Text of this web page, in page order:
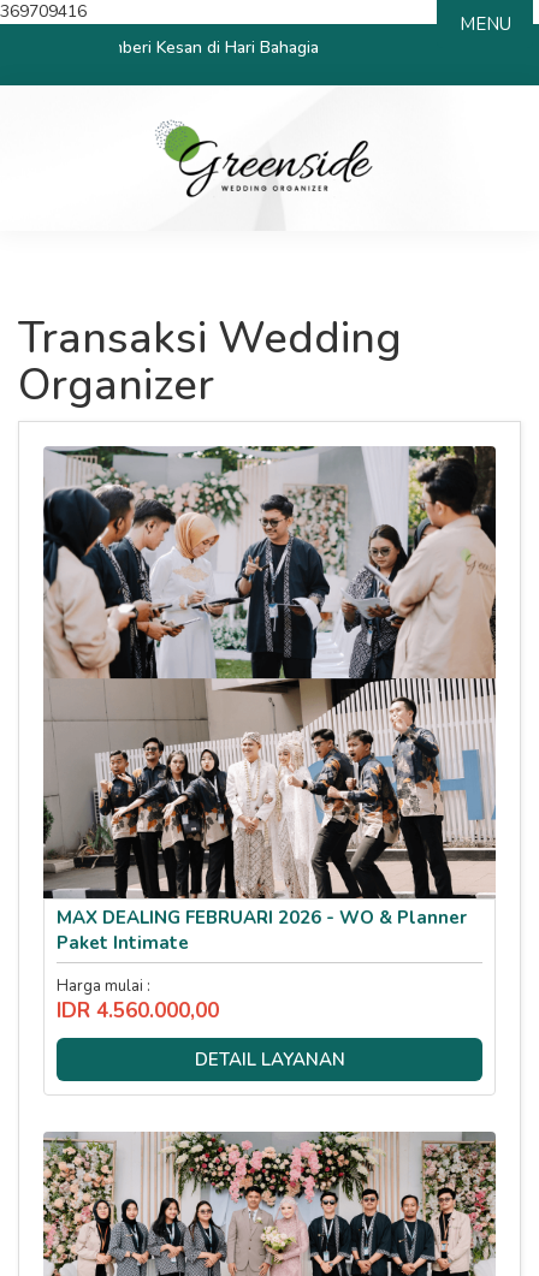
369709416
Kesan di Hari Bahagia
Transaksi Wedding
Organizer
MAX DEALING FEBRUARI 2026 - WO & Planner
Paket Intimate
Harga mulai :
IDR 4.560.000,00
DETAIL LAYANAN
MENU